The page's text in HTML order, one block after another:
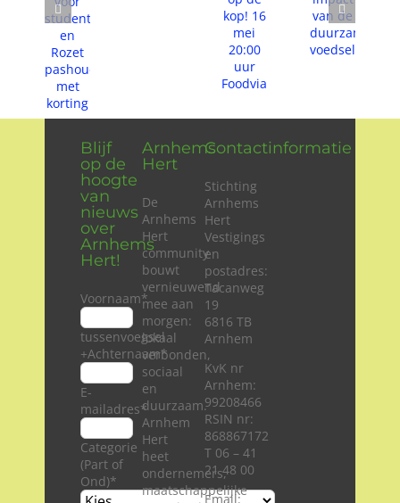
Blijf
op de
hoogte
van
nieuws
over
Arnhems
Hert!
Voornaam*
tussenvoegsel
+Achternaam*
E-
mailadres*
Categorie
(Part of
Ond)*
Arnhems
Hert
De
Arnhems
Hert
community
bouwt
vernieuwend
mee aan
morgen:
lokaal
verbonden,
sociaal
en
duurzaam.
Arnhem
Hert
heet
ondernemers,
maatschappelijke
Contactinformatie
Stichting
Arnhems
Hert
Vestigings
en
postadres:
Tacanweg
19
6816 TB
Arnhem
KvK nr
Arnhem:
99208466
RSIN nr:
868867172
T 06 – 41
21 48 00
Email: